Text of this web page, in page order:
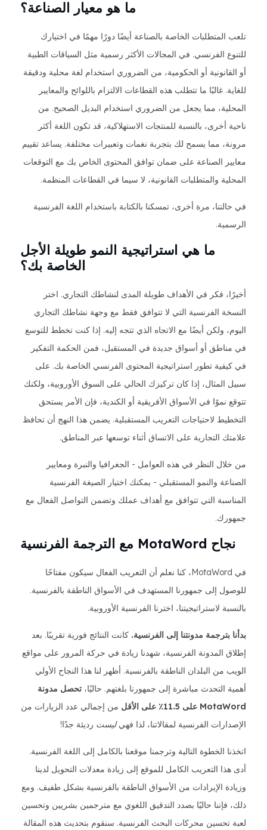
ما هو معيار الصناعة؟
تلعب المتطلبات الخاصة بالصناعة أيضًا دورًا مهمًا في اختيارك
للتنوع الفرنسي. في المجالات الأكثر رسمية مثل السياقات الطبية
أو القانونية أو الحكومية، من الضروري استخدام لغة محلية ودقيقة
للغاية. غالبًا ما تتطلب هذه القطاعات الالتزام باللوائح والمعايير
المحلية، مما يجعل من الضروري استخدام البديل الصحيح. من
ناحية أخرى، بالنسبة للمنتجات الاستهلاكية، قد تكون اللغة أكثر
مرونة، مما يسمح لك بتجربة نغمات وتعبيرات مختلفة. يساعد تقييم
معايير الصناعة على ضمان توافق المحتوى الخاص بك مع التوقعات
المحلية والمتطلبات القانونية، لا سيما في القطاعات المنظمة.
في حالتنا، مرة أخرى، تمسكنا بالكتابة باستخدام اللغة الفرنسية
الرسمية.
ما هي استراتيجية النمو طويلة الأجل
الخاصة بك؟
أخيرًا، فكر في الأهداف طويلة المدى لنشاطك التجاري. اختر
النسخة الفرنسية التي لا تتوافق فقط مع وجهة نشاطك التجاري
اليوم، ولكن أيضًا مع الاتجاه الذي تتجه إليه. إذا كنت تخطط للتوسع
في مناطق أو أسواق جديدة في المستقبل، فمن الحكمة التفكير
في كيفية تطور استراتيجية المحتوى الفرنسي الخاصة بك. على
سبيل المثال، إذا كان تركيزك الحالي على السوق الأوروبية، ولكنك
تتوقع نموًا في الأسواق الأفريقية أو الكندية، فإن الأمر يستحق
التخطيط لاحتياجات التعريب المستقبلية. يضمن هذا النهج أن تحافظ
علامتك التجارية على الاتساق أثناء توسعها عبر المناطق.
من خلال النظر في هذه العوامل - الجغرافيا والنبرة ومعايير
الصناعة والنمو المستقبلي - يمكنك اختيار الصيغة الفرنسية
المناسبة التي تتوافق مع أهداف عملك وتضمن التواصل الفعال مع
جمهورك.
نجاح MotaWord مع الترجمة الفرنسية
في MotaWord، كنا نعلم أن التعريب الفعال سيكون مفتاحًا
للوصول إلى جمهورنا المستهدف في الأسواق الناطقة بالفرنسية.
بالنسبة لاستراتيجيتنا، اخترنا الفرنسية الأوروبية.
بدأنا بترجمة مدونتنا إلى الفرنسية. كانت النتائج فورية تقريبًا. بعد
إطلاق المدونة الفرنسية، شهدنا زيادة في حركة المرور على مواقع
الويب من البلدان الناطقة بالفرنسية. أظهر لنا هذا النجاح الأولي
أهمية التحدث مباشرة إلى جمهورنا بلغتهم. حاليًا، تحصل مدونة
MotaWord على 11.5٪ على الأقل
من إجمالي عدد الزيارات من
الإصدارات الفرنسية لمقالاتنا، لذا فهيليست رديئة جدًا!
اتخذنا الخطوة التالية وترجمنا موقعنا بالكامل إلى اللغة الفرنسية.
أدى هذا التعريب الكامل للموقع إلى زيادة معدلات التحويل لدينا
وزيادة الإيرادات من الأسواق الناطقة بالفرنسية بشكل طفيف. ومع
ذلك، فإننا حاليًا بصدد التدقيق اللغوي مع مترجمين بشريين وتحسين
لعبة تحسين محركات البحث الفرنسية. سنقوم بتحديث هذه المقالة